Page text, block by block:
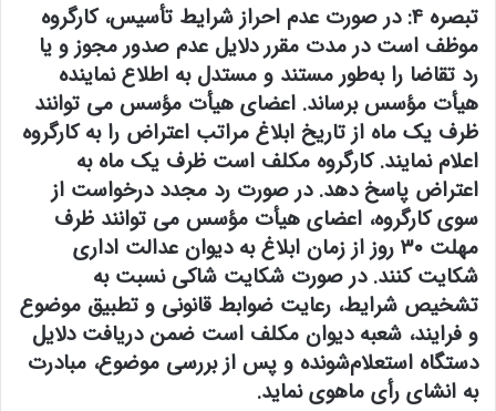
تبصره 4:
در صورت عدم احراز شرایط تأسیس، کارگروه
موظف است در مدت مقرر دلایل عدم صدور مجوز و یا
رد تقاضا را به‌طور مستند و مستدل به اطلاع نماینده
هیأت مؤسس برساند. اعضای هیأت مؤسس می توانند
ظرف یک ماه از تاریخ ابلاغ مراتب اعتراض را به کارگروه
اعلام نمایند. کارگروه مکلف است ظرف یک ماه به
اعتراض پاسخ دهد. در صورت رد مجدد درخواست از
سوی کارگروه،‌ اعضای هیأت مؤسس می توانند ظرف
مهلت ۳۰ روز از زمان ابلاغ به دیوان عدالت اداری
شکایت کنند. در صورت شکایت شاکی نسبت به
تشخیص شرایط، رعایت ضوابط قانونی و تطبیق موضوع
و فرایند، شعبه دیوان مکلف است ضمن دریافت دلایل
دستگاه استعلام‌شونده و پس از بررسی موضوع، مبادرت
به انشای رأی ماهوی نماید.